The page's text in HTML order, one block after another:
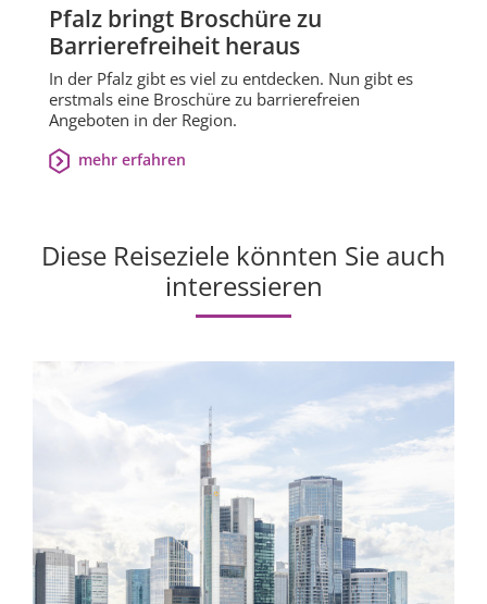
Pfalz bringt Broschüre zu
Barrierefreiheit heraus
In der Pfalz gibt es viel zu entdecken. Nun gibt es
erstmals eine Broschüre zu barrierefreien
Angeboten in der Region.
mehr erfahren
Diese Reiseziele könnten Sie auch
interessieren